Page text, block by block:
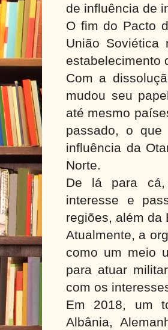
de influência de
O fim do Pacto
União
estabelecimento
Com a
mudou seu
até mesmo
passado, o
influência da
Norte.
De lá para cá,
interesse e
regiões, além da
Atualmente, a
como um meio
para atuar
com os
Em 2018, um
Albânia,